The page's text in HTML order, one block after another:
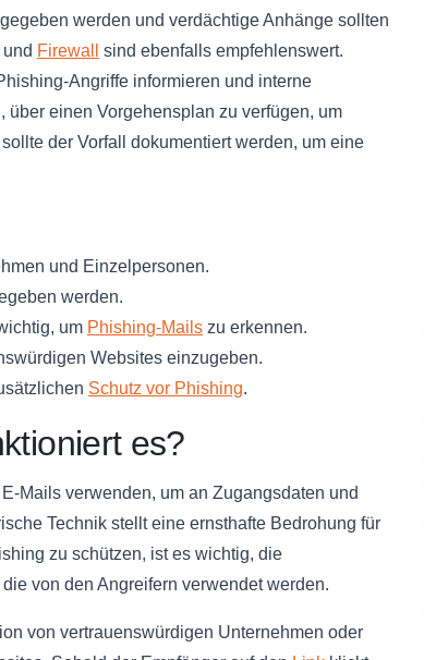
werden und verdächtige Anhänge sollten
Firewall
sind ebenfalls empfehlenswert.
Angriffe informieren und interne
einen Vorgehensplan zu verfügen, um
der Vorfall dokumentiert werden, um eine
und Einzelpersonen.
werden.
um Phishing-Mails zu erkennen.
Websites einzugeben.
Schutz vor Phishing.
es?
Mails verwenden, um an Zugangsdaten und
Technik stellt eine ernsthafte Bedrohung für
zu schützen, ist es wichtig, die
von den Angreifern verwendet werden.
von vertrauenswürdigen Unternehmen oder